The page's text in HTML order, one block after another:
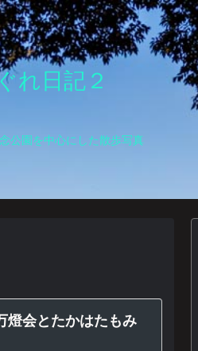
れ日記２
公園を中心にした散歩写真
会とたかはたもみ